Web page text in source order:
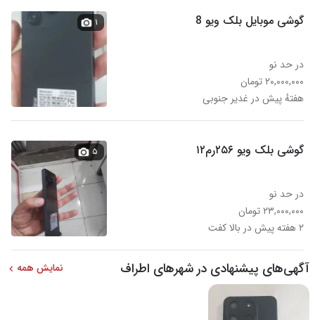
گوشی موبایل بلک ویو 8
در حد نو
۲۰,۰۰۰,۰۰۰ تومان
هفتهٔ پیش در غدیر جنوبی
۱
گوشی بلک ویو ۲۵۶رم۱۲
در حد نو
۲۳,۰۰۰,۰۰۰ تومان
۲ هفته پیش در بالا کفت
۵
آگهی‌های پیشنهادی در شهرهای اطراف نمایش همه